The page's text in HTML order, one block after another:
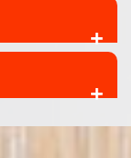
+
+